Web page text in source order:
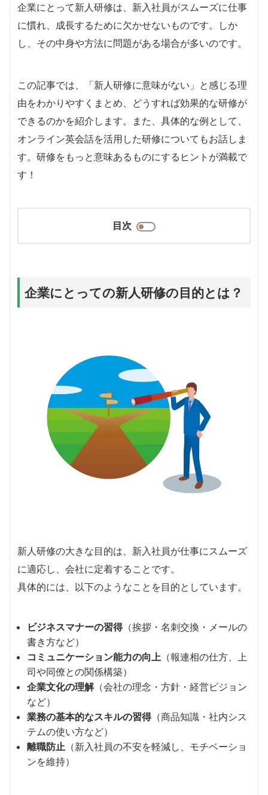
企業にとって新人研修は、新入社員がスムーズに仕事
に慣れ、成長するために欠かせないものです。しか
し、その中身や方法に問題がある場合が多いのです。
この記事では、「新人研修に意味がない」と感じる理
由をわかりやすくまとめ、どうすれば効果的な研修が
できるのかを紹介します。また、具体的な例として、
オンライン英会話を活用した研修についてもお話しま
す。研修をもっと意味あるものにするヒントが満載で
す！
目次
企業にとっての新人研修の目的とは？
新人研修の大きな目的は、新入社員が仕事にスムーズ
に適応し、会社に定着することです。
具体的には、以下のようなことを目的としています。
ビジネスマナーの習得（挨拶・名刺交換・メールの
書き方など）
コミュニケーション能力の向上 （報連相の仕方、上
司や同僚との関係構築）
企業文化の理解（会社の理念・方針・経営ビジョン
など）
業務の基本的なスキルの習得（商品知識・社内シス
テムの使い方など）
離職防止 （新入社員の不安を軽減し、モチベーショ
ンを維持）